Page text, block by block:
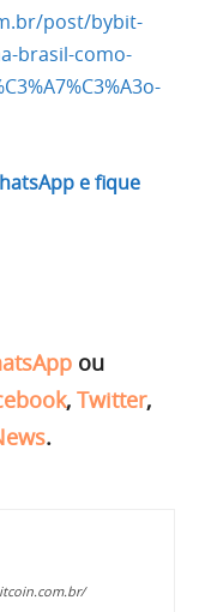
post/bybit-
brasil-como-
e fique
ou
, Twitter,
.